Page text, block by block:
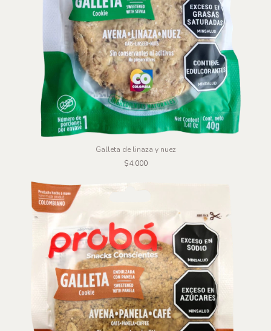
Galleta de linaza y nuez
$4.000